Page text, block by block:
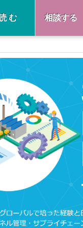
む 相談する